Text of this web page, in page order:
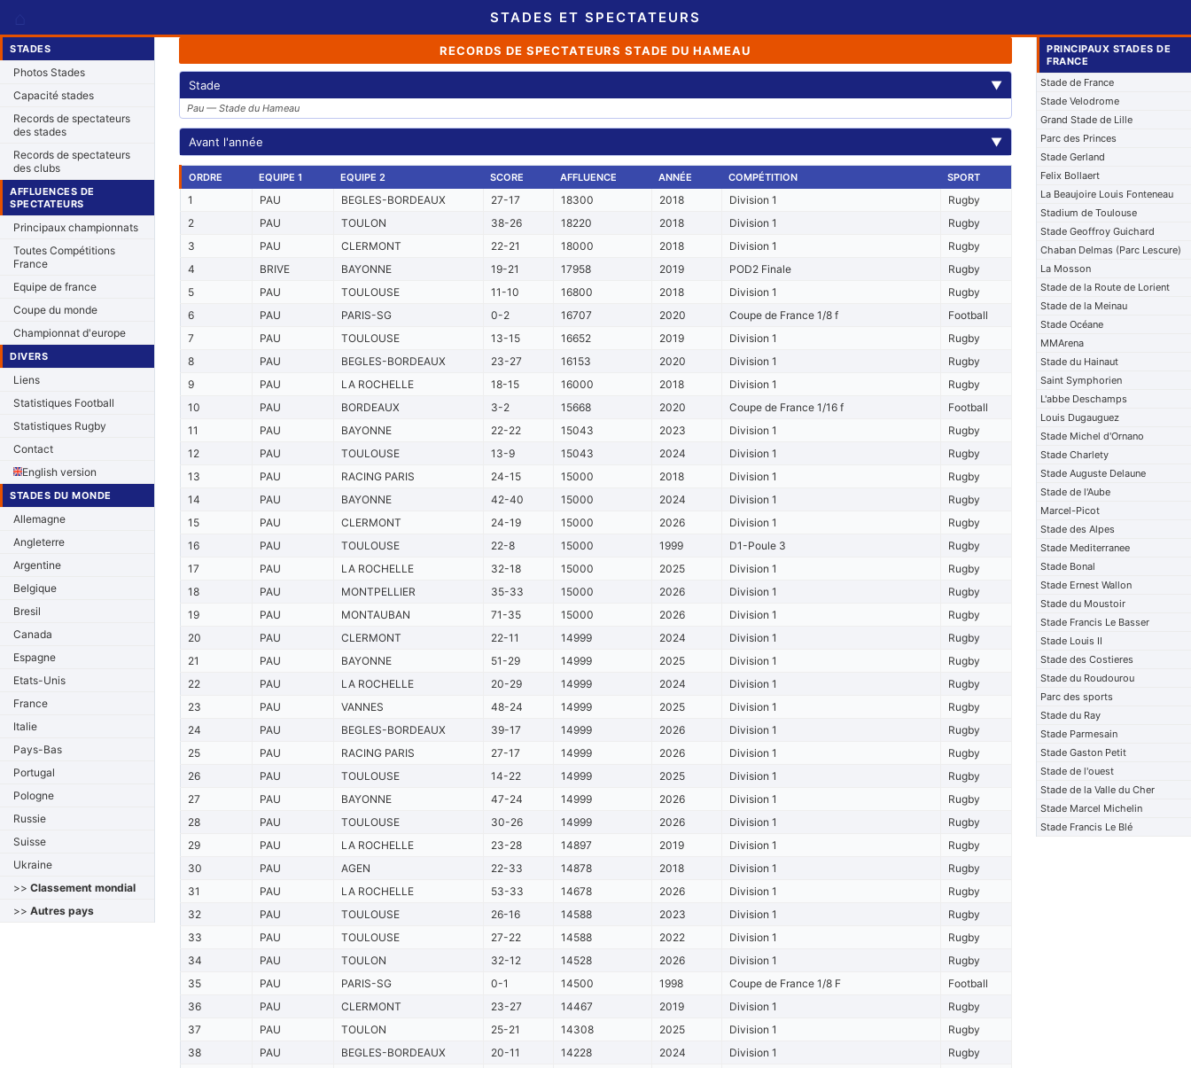
STADES ET SPECTATEURS
STADES
Photos Stades
Capacité stades
Records de spectateurs
des stades
Records de spectateurs
des clubs
AFFLUENCES DE
SPECTATEURS
Principaux championnats
Toutes Compétitions
France
Equipe de france
Coupe du monde
Championnat d'europe
DIVERS
Liens
Statistiques Football
Statistiques Rugby
Contact
English version
STADES DU MONDE
Allemagne
Angleterre
Argentine
Belgique
Bresil
Canada
Espagne
Etats-Unis
France
Italie
Pays-Bas
Portugal
Pologne
Russie
Suisse
Ukraine
>> Classement mondial
>> Autres pays
RECORDS DE SPECTATEURS STADE DU HAMEAU
Stade ▼
Pau — Stade du Hameau
Avant l'année ▼
ORDRE EQUIPE 1 EQUIPE 2 SCORE AFFLUENCE ANNÉE COMPÉTITION SPORT
1 PAU BEGLES-BORDEAUX 27-17 18300 2018 Division 1
Rugby
2
PAU TOULON 38-26 18220 2018 Division 1
Rugby
3
PAU CLERMONT 22-21 18000 2018 Division 1
Rugby
4
BRIVE BAYONNE 19-21 17958 2019 POD2 Finale
Rugby
5
PAU TOULOUSE 11-10 16800 2018 Division 1
Rugby
6
PAU PARIS-SG 0-2 16707 2020 Coupe de France 1/8 f
Football
7
PAU TOULOUSE 13-15 16652 2019 Division 1
Rugby
8
PAU BEGLES-BORDEAUX 23-27 16153 2020 Division 1
Rugby
9
PAU LA ROCHELLE 18-15 16000 2018 Division 1
Rugby
10
PAU BORDEAUX 3-2 15668 2020 Coupe de France 1/16 f
Football
11
PAU BAYONNE 22-22 15043 2023 Division 1
Rugby
12
PAU TOULOUSE 13-9 15043 2024 Division 1
Rugby
13
PAU RACING PARIS 24-15 15000 2018 Division 1
Rugby
14
PAU BAYONNE 42-40 15000 2024 Division 1
Rugby
15
PAU CLERMONT 24-19 15000 2026 Division 1
Rugby
16
PAU TOULOUSE 22-8 15000 1999 D1-Poule 3
Rugby
17
PAU LA ROCHELLE 32-18 15000 2025 Division 1
Rugby
18
PAU MONTPELLIER 35-33 15000 2026 Division 1
Rugby
19
PAU MONTAUBAN 71-35 15000 2026 Division 1
Rugby
20
PAU CLERMONT 22-11 14999 2024 Division 1
Rugby
21
PAU BAYONNE 51-29 14999 2025 Division 1
Rugby
22
PAU LA ROCHELLE 20-29 14999 2024 Division 1
Rugby
23
PAU VANNES 48-24 14999 2025 Division 1
Rugby
24
PAU BEGLES-BORDEAUX 39-17 14999 2026 Division 1
Rugby
25
PAU RACING PARIS 27-17 14999 2026 Division 1
Rugby
26
PAU TOULOUSE 14-22 14999 2025 Division 1
Rugby
27
PAU BAYONNE 47-24 14999 2026 Division 1
Rugby
28
PAU TOULOUSE 30-26 14999 2026 Division 1
Rugby
29
PAU LA ROCHELLE 23-28 14897 2019 Division 1
Rugby
30
PAU AGEN 22-33 14878 2018 Division 1
Rugby
31
PAU LA ROCHELLE 53-33 14678 2026 Division 1
Rugby
32
PAU TOULOUSE 26-16 14588 2023 Division 1
Rugby
33
PAU TOULOUSE 27-22 14588 2022 Division 1
Rugby
34
PAU TOULON 32-12 14528 2026 Division 1
Rugby
35
PAU PARIS-SG 0-1 14500 1998 Coupe de France 1/8 F
Football
36
PAU CLERMONT 23-27 14467 2019 Division 1
Rugby
37
PAU TOULON 25-21 14308 2025 Division 1
Rugby
38
PAU BEGLES-BORDEAUX 20-11 14228 2024 Division 1
Rugby
PRINCIPAUX STADES DE
FRANCE
Stade de France
Stade Velodrome
Grand Stade de Lille
Parc des Princes
Stade Gerland
Felix Bollaert
La Beaujoire Louis Fonteneau
Stadium de Toulouse
Stade Geoffroy Guichard
Chaban Delmas (Parc Lescure)
La Mosson
Stade de la Route de Lorient
Stade de la Meinau
Stade Océane
MMArena
Stade du Hainaut
Saint Symphorien
L'abbe Deschamps
Louis Dugauguez
Stade Michel d'Ornano
Stade Charlety
Stade Auguste Delaune
Stade de l'Aube
Marcel-Picot
Stade des Alpes
Stade Mediterranee
Stade Bonal
Stade Ernest Wallon
Stade du Moustoir
Stade Francis Le Basser
Stade Louis II
Stade des Costieres
Stade du Roudourou
Parc des sports
Stade du Ray
Stade Parmesain
Stade Gaston Petit
Stade de l'ouest
Stade de la Valle du Cher
Stade Marcel Michelin
Stade Francis Le Blé